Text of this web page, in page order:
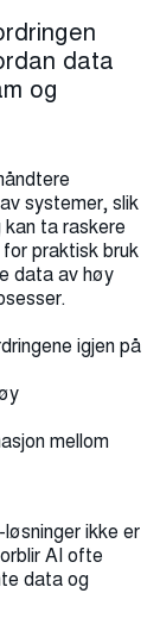
data
og
systemer, slik
ta raskere
praktisk bruk
data av høy
igjen på
mellom
ikke er
AI ofte
data og